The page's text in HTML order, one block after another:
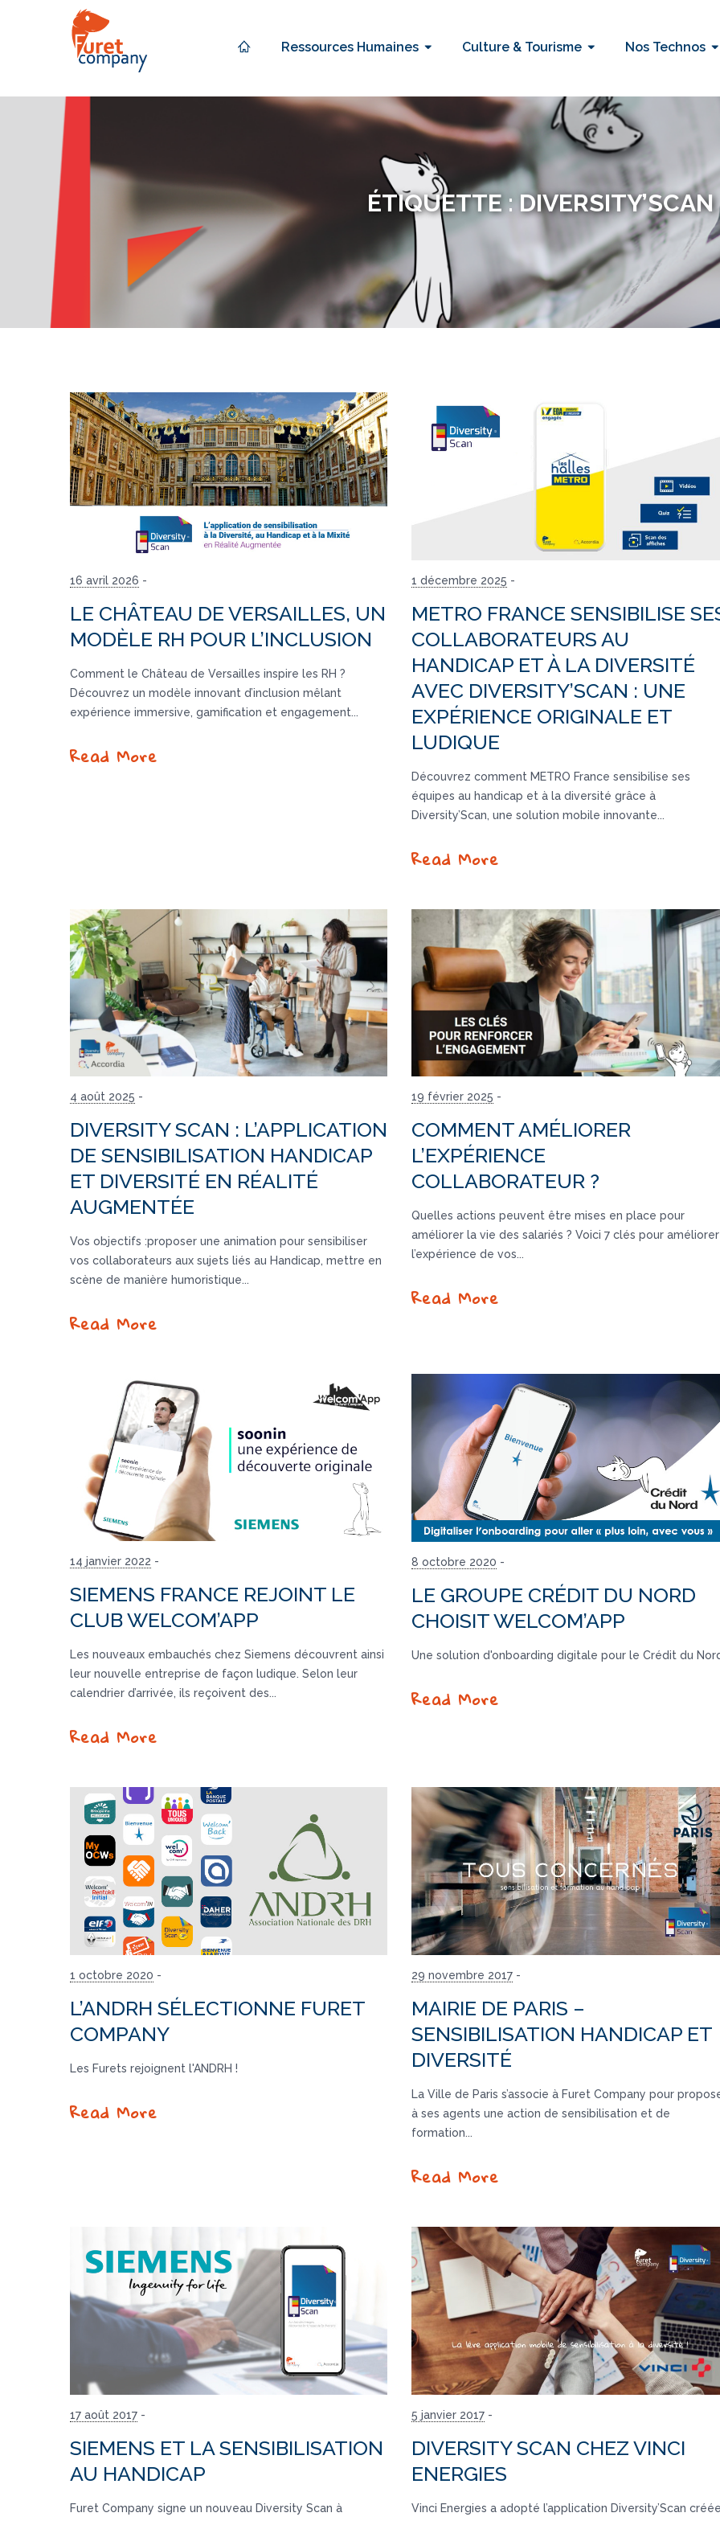
Ressources Humaines Culture & Tourisme Nos Technos
ÉTIQUETTE :DIVERSITY’SCAN
16 avril 2026 -
LE CHÂTEAU DE VERSAILLES, UN
MODÈLE RH POUR L’INCLUSION
Comment le Château de Versailles inspire les RH ?
Découvrez un modèle innovant d’inclusion mêlant
expérience immersive, gamification et engagement...
Read More
1 décembre 2025 -
METRO FRANCE SENSIBILISE
COLLABORATEURS AU
HANDICAP ET À LA DIVERSITÉ
AVEC DIVERSITY’SCAN : UNE
EXPÉRIENCE ORIGINALE ET
LUDIQUE
Découvrez comment METRO France sensibilise ses
équipes au handicap et à la diversité grâce à
Diversity’Scan, une solution mobile innovante...
Read More
4 août 2025 -
DIVERSITY SCAN : L’APPLICATION
DE SENSIBILISATION HANDICAP
ET DIVERSITÉ EN RÉALITÉ
AUGMENTÉE
Vos objectifs :proposer une animation pour sensibiliser
vos collaborateurs aux sujets liés au Handicap, mettre en
scène de manière humoristique...
Read More
19 février 2025 -
COMMENT AMÉLIORER
L’EXPÉRIENCE
COLLABORATEUR ?
Quelles actions peuvent être mises en place pour
améliorer la vie des salariés ? Voici 7 clés pour améliorer
l’expérience de vos...
Read More
14 janvier 2022 -
SIEMENS FRANCE REJOINT LE
CLUB WELCOM’APP
Les nouveaux embauchés chez Siemens découvrent ainsi
leur nouvelle entreprise de façon ludique. Selon leur
calendrier d’arrivée, ils reçoivent des...
Read More
8 octobre 2020 -
LE GROUPE CRÉDIT DU NORD
CHOISIT WELCOM’APP
Une solution d'onboarding digitale pour le Crédit du
Read More
1 octobre 2020 -
L’ANDRH SÉLECTIONNE FURET
COMPANY
Les Furets rejoignent l'ANDRH !
Read More
29 novembre 2017 -
MAIRIE DE PARIS –
SENSIBILISATION HANDICAP ET
DIVERSITÉ
La Ville de Paris s’associe à Furet Company pour
à ses agents une action de sensibilisation et de
formation...
Read More
17 août 2017 -
SIEMENS ET LA SENSIBILISATION
AU HANDICAP
Furet Company signe un nouveau Diversity Scan à
5 janvier 2017 -
DIVERSITY SCAN CHEZ VINCI
ENERGIES
Vinci Energies a adopté l’application Diversity’Scan